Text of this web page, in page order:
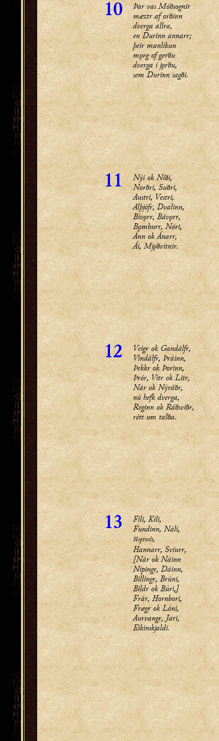
10
Þar vas Móðsognir
mæztr af orðinn
dverga allra,
en Durinn annarr;
þeir manlíkun
mǫrg of gerðu
dverga í jǫrðu,
sem Durinn sagði.
11
Nýi ok Níði,
Norðri, Suðri,
Austri, Vestri,
Alþjófr, Dvalinn,
Bívǫrr, Bávǫrr,
Bǫmburr, Nóri,
Ánn ok Ánarr,
Ái, Mjǫðvitnir.
12
Veigr ok Gandálfr,
Vindálfr, Þráinn,
Þekkr ok Þorinn,
Þrór, Vitr ok Litr,
Nár ok Nýráðr,
nú hefk dverga,
Reginn ok Ráðsviðr,
rétt um talða.
13
Fili, Kili,
Fundinn, Náli,
Heptivili,
Hannarr, Svíurr,
[Nár ok Náinn
Nípingr, Dáinn,
Billingr, Brúni,
Bíldr ok Búri,]
Frár, Hornbori,
Frægr ok Lóni,
Aurvangr, Jari,
Eikinskjaldi.